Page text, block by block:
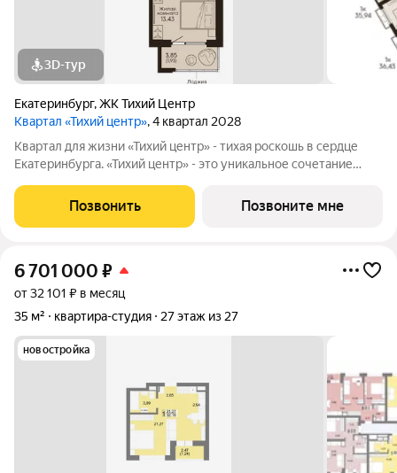
3D-тур
Екатеринбург,ЖК Тихий Центр
Квартал «Тихий центр», 4 квартал 2028
Квартал для жизни «Тихий центр» - тихая роскошь в сердце
Екатеринбурга. «Тихий центр» - это уникальное сочетание
инфраструктуры. Соседство с главными
достопримечательностями, лучшими ресторанами и
Позвонить Позвоните мне
6 701 000 ₽
от 32 101 ₽ в месяц
35 м²
квартира-студия 27 этаж из 27
новостройка